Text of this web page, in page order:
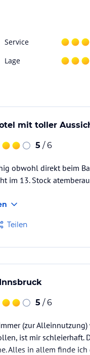
in der Umgebung zu
Bergen
Service
Lage
mit toller
5 / 6
obwohl direkt beim
im 13. Stock
Teilen
5 / 6
(zur
ist mir schleierhaft.
Alles in allem finde